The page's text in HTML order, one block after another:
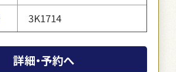
3K1714
詳細・予約へ